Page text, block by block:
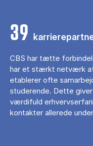
39
CBS har tætte
har et stærkt netværk
etablerer ofte
studerende. Dette
værdifuld
kontakter allerede